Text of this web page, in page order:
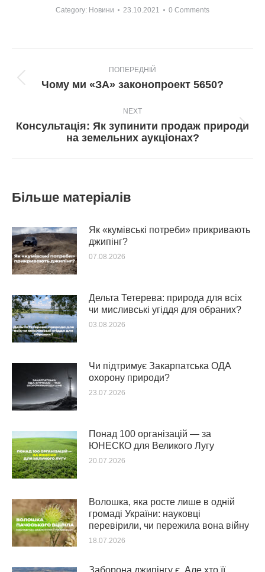
Category: Новини 23.10.2021 0 Comments
navigation
ПОПЕРЕДНІЙ
Попередній
Чому ми «ЗА» законопроект 5650?
NEXT
Next
post:
Консультація: Як зупинити продаж природи
на земельних аукціонах?
Більше матеріалів
Як «кумівські потреби» прикривають
джипінг?
07.08.2026
Дельта Тетерева: природа для всіх
чи мисливські угіддя для обраних?
03.08.2026
Чи підтримує Закарпатська ОДА
охорону природи?
23.07.2026
Понад 100 організацій — за
ЮНЕСКО для Великого Лугу
20.07.2026
Волошка, яка росте лише в одній
громаді України: науковці
перевірили, чи пережила вона війну
18.07.2026
Заборона джипінгу є. Але хто її